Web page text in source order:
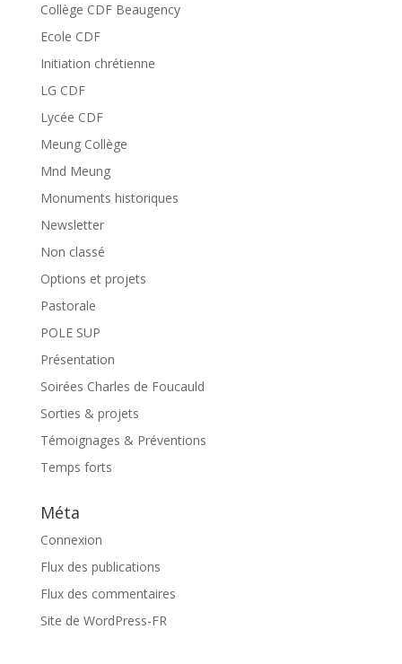
Collège CDF Beaugency
Ecole CDF
Initiation chrétienne
LG CDF
Lycée CDF
Meung Collège
Mnd Meung
Monuments historiques
Newsletter
Non classé
Options et projets
Pastorale
POLE SUP
Présentation
Soirées Charles de Foucauld
Sorties & projets
Témoignages & Préventions
Temps forts
Méta
Connexion
Flux des publications
Flux des commentaires
Site de WordPress-FR